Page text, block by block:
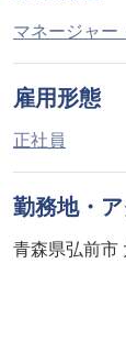
マネージャー
雇用形態
正社員
勤務地・
青森県弘前市